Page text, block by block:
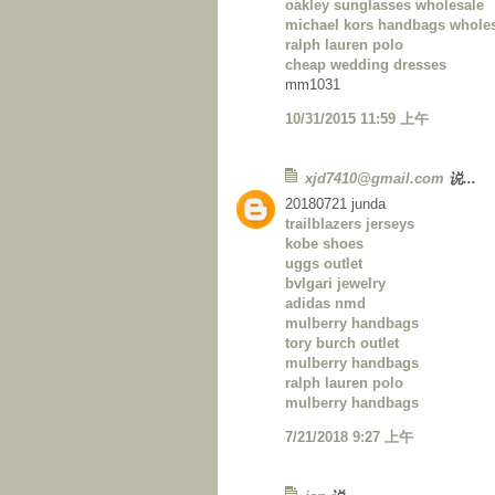
oakley sunglasses wholesale
michael kors handbags
ralph lauren polo
cheap wedding dresses
mm1031
10/31/2015 11:59 上午
xjd7410@gmail.com 说...
20180721 junda
trailblazers jerseys
kobe shoes
uggs outlet
bvlgari jewelry
adidas nmd
mulberry handbags
tory burch outlet
mulberry handbags
ralph lauren polo
mulberry handbags
7/21/2018 9:27 上午